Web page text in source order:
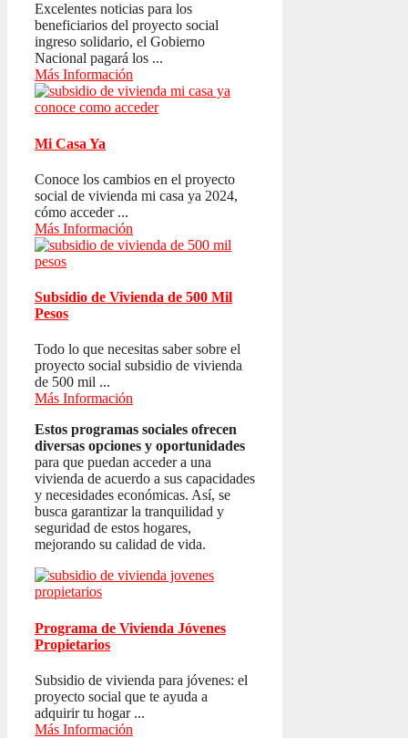
Excelentes noticias para los
beneficiarios del proyecto social
ingreso solidario, el Gobierno
Nacional pagará los ...
Más Información
Mi Casa Ya
Conoce los cambios en el proyecto
social de vivienda mi casa ya 2024,
cómo acceder ...
Más Información
Subsidio de Vivienda de 500 Mil
Pesos
Todo lo que necesitas saber sobre el
proyecto social subsidio de vivienda
de 500 mil ...
Más Información
Estos programas sociales ofrecen
diversas opciones y oportunidades
para que puedan acceder a una
vivienda de acuerdo a sus capacidades
y necesidades económicas. Así, se
busca garantizar la tranquilidad y
seguridad de estos hogares,
mejorando su calidad de vida.
Programa de Vivienda Jóvenes
Propietarios
Subsidio de vivienda para jóvenes: el
proyecto social que te ayuda a
adquirir tu hogar ...
Más Información